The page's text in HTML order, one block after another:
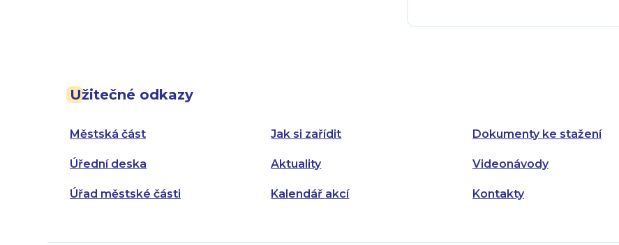
Užitečné odkazy
Městská část
Úřední deska
Úřad městské části
Jak si zařídit
Aktuality
Kalendář akcí
Dokumenty ke stažení
Videonávody
Kontakty
Pátek: